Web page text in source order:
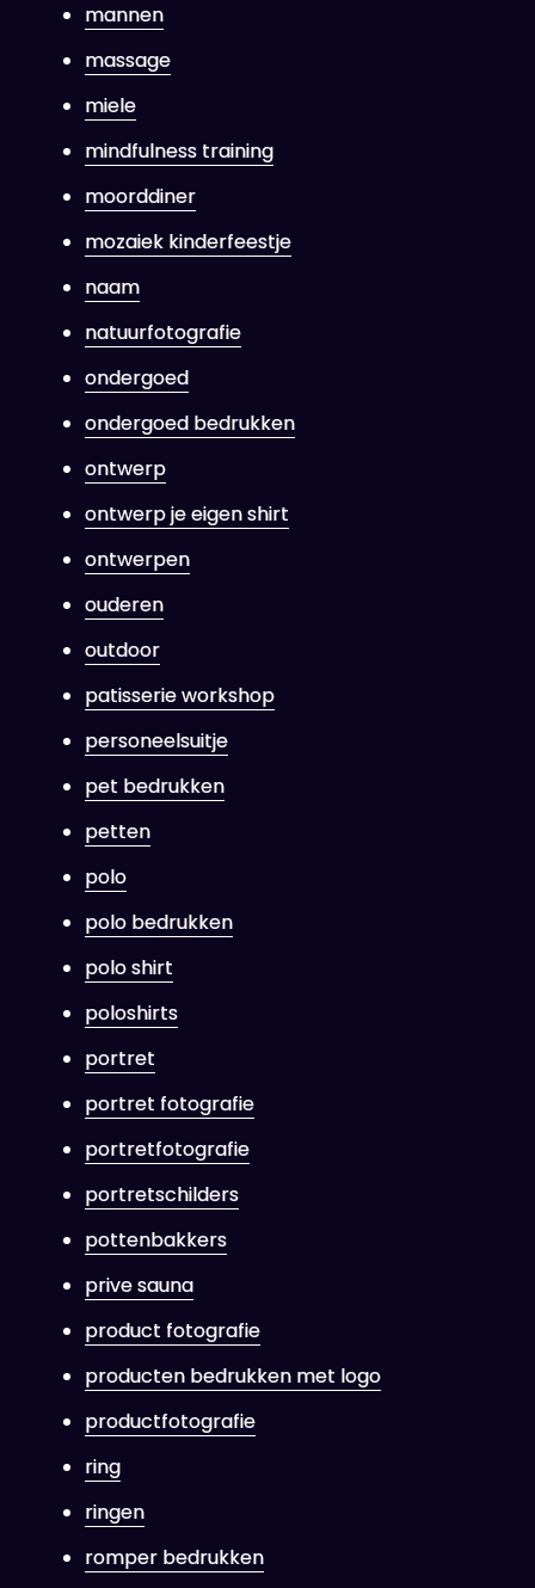
mannen
massage
miele
mindfulness training
moorddiner
mozaiek kinderfeestje
naam
natuurfotografie
ondergoed
ondergoed bedrukken
ontwerp
ontwerp je eigen shirt
ontwerpen
ouderen
outdoor
patisserie workshop
personeelsuitje
pet bedrukken
petten
polo
polo bedrukken
polo shirt
poloshirts
portret
portret fotografie
portretfotografie
portretschilders
pottenbakkers
prive sauna
product fotografie
producten bedrukken met logo
productfotografie
ring
ringen
romper bedrukken